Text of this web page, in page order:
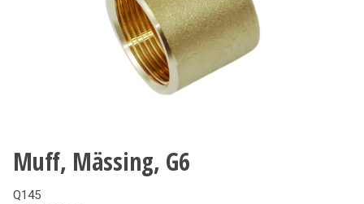
Muff, Mässing, G6
Q145